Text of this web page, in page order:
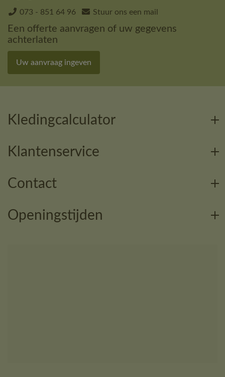
073 - 851 64 96 Stuur ons een mail
Een offerte aanvragen of uw gegevens
achterlaten
Uw aanvraag ingeven
Kledingcalculator
Klantenservice
Contact
Openingstijden